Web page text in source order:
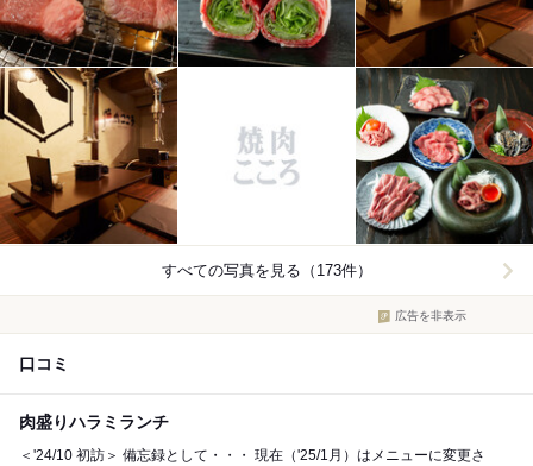
すべての写真を見る（173件）
広告を非表示
口コミ
肉盛りハラミランチ
＜'24/10 初訪＞ 備忘録として・・・ 現在（'25/1月）はメニューに変更さ